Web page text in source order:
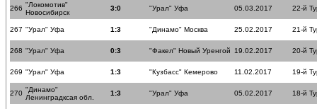
266 "Локомотив"
Новосибирск
3:0 "Урал" Уфа 05.03.2017 22-й
267 "Урал" Уфа 1:3 "Динамо" Москва 25.02.2017 21-й
268 "Урал" Уфа 0:3 "Факел" Новый Уренгой 19.02.2017 20-й
269 "Урал" Уфа 1:3 "Кузбасс" Кемерово 11.02.2017 19-й
270 "Динамо"
Ленинградксая обл.
1:3 "Урал" Уфа 05.02.2017 18-й